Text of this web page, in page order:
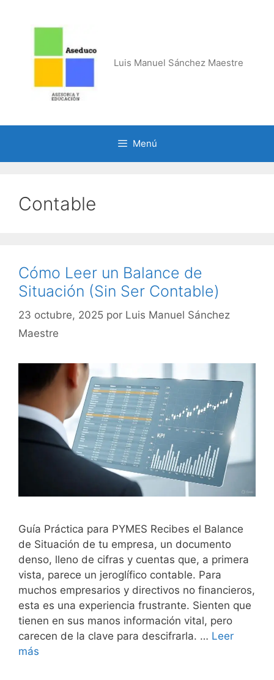
Luis Manuel Sánchez Maestre
Menú
Contable
Cómo Leer un Balance de
Situación (Sin Ser Contable)
23 octubre, 2025 por Luis Manuel Sánchez
Maestre
Guía Práctica para PYMES Recibes el Balance
de Situación de tu empresa, un documento
denso, lleno de cifras y cuentas que, a primera
vista, parece un jeroglífico contable. Para
muchos empresarios y directivos no financieros,
esta es una experiencia frustrante. Sienten que
tienen en sus manos información vital, pero
carecen de la clave para descifrarla. … Leer
más